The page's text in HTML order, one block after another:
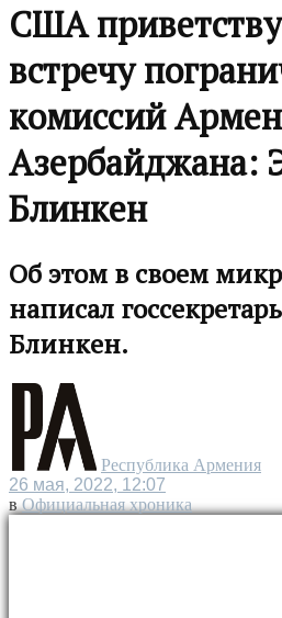
США
встречу
комиссий
Азербайджана:
Блинкен
Об этом в своем
написал
Блинкен.
Республика Армения
26 мая, 2022, 12:07
в Официальная хроника